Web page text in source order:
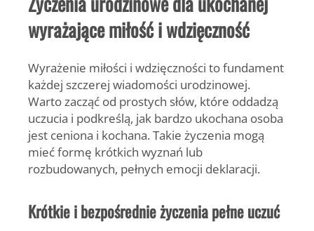
wyrażające miłość i wdzięczność
Wyrażenie miłości i wdzięczności to fundament
każdej szczerej wiadomości urodzinowej.
Warto zacząć od prostych słów, które oddadzą
uczucia i podkreślą, jak bardzo ukochana osoba
jest ceniona i kochana. Takie życzenia mogą
mieć formę krótkich wyznań lub
rozbudowanych, pełnych emocji deklaracji.
Krótkie i bezpośrednie życzenia pełne uczuć